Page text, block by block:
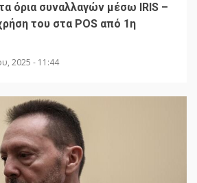
όρια συναλλαγών μέσω IRIS –
του στα POS από 1η
2025 - 11:44